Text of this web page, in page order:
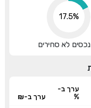
17.5%
נכסים לא סחירים
ערך ב-
%
ערך ב-₪